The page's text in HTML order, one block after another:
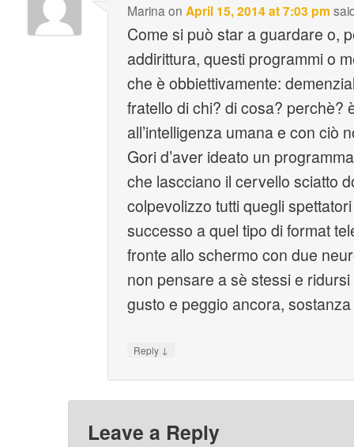
MarinaonApril 15, 2014 at 7:03 pm
Come si può star a guardare o,
addirittura, questi programmi o
che è obbiettivamente:
fratello di chi? di cosa? perchè?
all’intelligenza umana e con ciò
Gori d’aver ideato un
che lascciano il cervello sciatto
colpevolizzo tutti quegli
successo a quel tipo di format
fronte allo schermo con due
non pensare a sè stessi e
gusto e peggio ancora, sostanza
Reply ↓
Leave a Reply